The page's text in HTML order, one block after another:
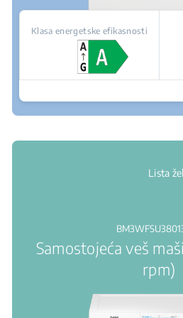
Klasa energetske efikasnosti
Lista
Samostojeća veš
rpm)